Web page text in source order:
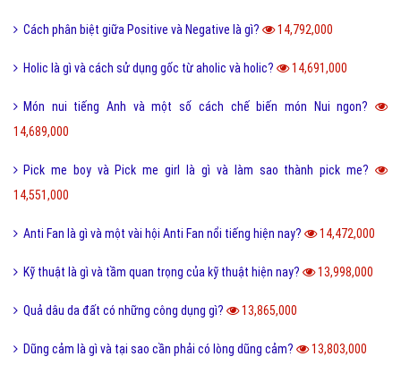
Cách phân biệt giữa Positive và Negative là gì? 14,792,000
Holic là gì và cách sử dụng gốc từ aholic và holic? 14,691,000
Món nui tiếng Anh và một số cách chế biến món Nui ngon?
14,689,000
Pick me boy và Pick me girl là gì và làm sao thành pick me?
14,551,000
Anti Fan là gì và một vài hội Anti Fan nổi tiếng hiện nay? 14,472,000
Kỹ thuật là gì và tầm quan trọng của kỹ thuật hiện nay? 13,998,000
Quả dâu da đất có những công dụng gì? 13,865,000
Dũng cảm là gì và tại sao cần phải có lòng dũng cảm? 13,803,000